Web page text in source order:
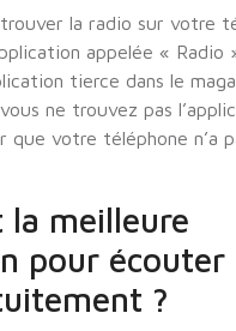
la radio sur votre
appelée « Radio
tierce dans le
ne trouvez pas
que votre téléphone n’a
la meilleure
pour écouter
?